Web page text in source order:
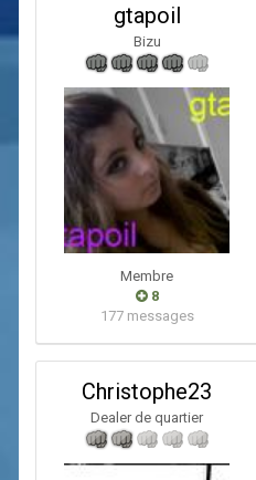
gtapoil
Bizu
Membre
8
177 messages
Christophe23
Dealer de quartier